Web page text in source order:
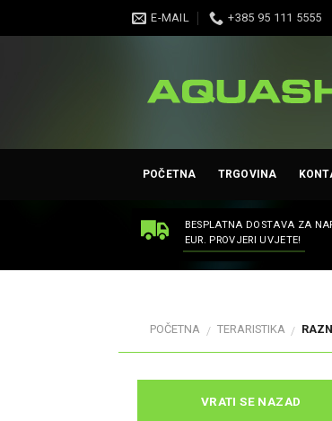
to
E-MAIL +385 95 111 5555
POČETNA TRGOVINA
BESPLATNA DOSTAVA ZA
EUR. PROVJERI UVJETE!
POČETNA / TERARISTIKA /